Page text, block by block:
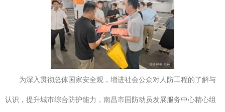
为深入贯彻总体国家安全观，增进社会公众对人防工程的了解与
认识，提升城市综合防护能力，南昌市国防动员发展服务中心精心组